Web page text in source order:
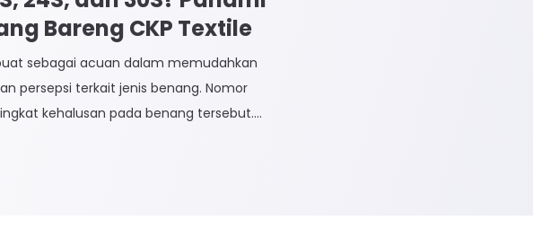
Bareng CKP Textile
sebagai acuan dalam memudahkan
persepsi terkait jenis benang. Nomor
kehalusan pada benang tersebut.